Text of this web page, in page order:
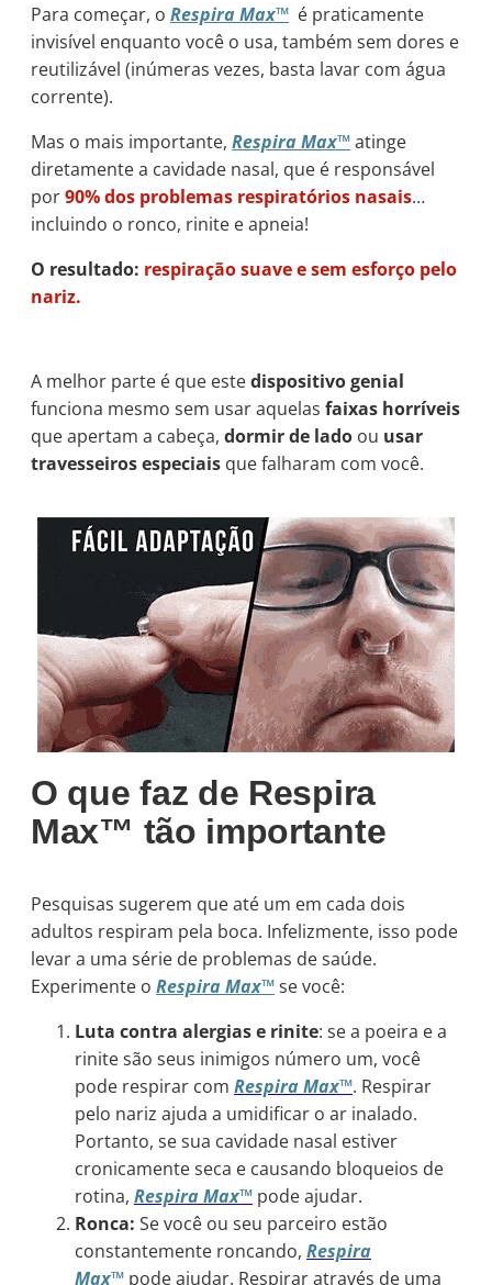
Para começar, o Respira Max™ é praticamente
invisível enquanto você o usa, também sem dores e
reutilizável (inúmeras vezes, basta lavar com água
corrente).
Mas o mais importante, Respira Max™atinge
diretamente a cavidade nasal, que é responsável
por90% dos problemas respiratórios nasais…
incluindo o ronco, rinite e apneia!
O resultado: respiração suave e sem esforço pelo
nariz.
A melhor parte é que estedispositivo genial
funciona mesmo sem usar aquelas faixas horríveis
que apertam a cabeça, dormir de lado ou usar
travesseiros especiais que falharam com você.
O que faz de Respira
Max™ tão importante
Pesquisas sugerem que até um em cada dois
adultos respiram pela boca. Infelizmente, isso pode
levar a uma série de problemas de saúde.
Experimente o Respira Max™se você:
Luta contra alergias e rinite: se a poeira e a
rinite são seus inimigos número um, você
pode respirar com Respira Max™. Respirar
pelo nariz ajuda a umidificar o ar inalado.
Portanto, se sua cavidade nasal estiver
cronicamente seca e causando bloqueios de
rotina, Respira Max™ pode ajudar.
Ronca: Se você ou seu parceiro estão
constantemente roncando, Respira
Max™ pode ajudar. Respirar através de uma